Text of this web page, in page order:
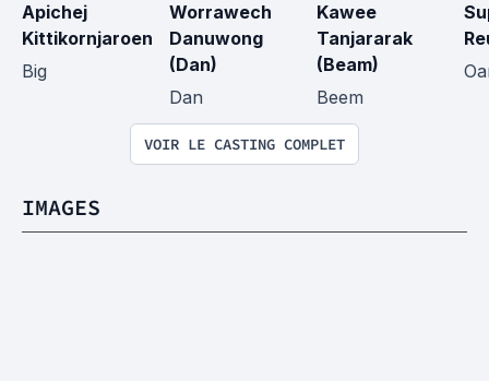
Apichej
Kittikornjaroen
Big
Worrawech
Danuwong
(Dan)
Dan
Kawee
Tanjararak
(Beam)
Beem
VOIR LE CASTING COMPLET
IMAGES